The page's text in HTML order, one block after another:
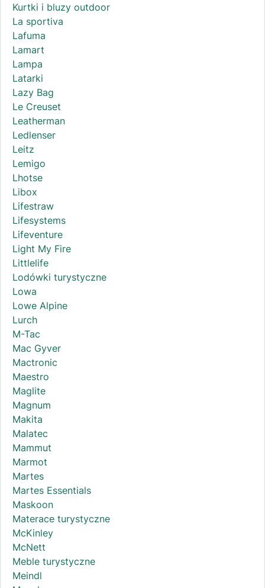
Kurtki i bluzy outdoor
La sportiva
Lafuma
Lamart
Lampa
Latarki
Lazy Bag
Le Creuset
Leatherman
Ledlenser
Leitz
Lemigo
Lhotse
Libox
Lifestraw
Lifesystems
Lifeventure
Light My Fire
Littlelife
Lodówki turystyczne
Lowa
Lowe Alpine
Lurch
M-Tac
Mac Gyver
Mactronic
Maestro
Maglite
Magnum
Makita
Malatec
Mammut
Marmot
Martes
Martes Essentials
Maskoon
Materace turystyczne
McKinley
McNett
Meble turystyczne
Meindl